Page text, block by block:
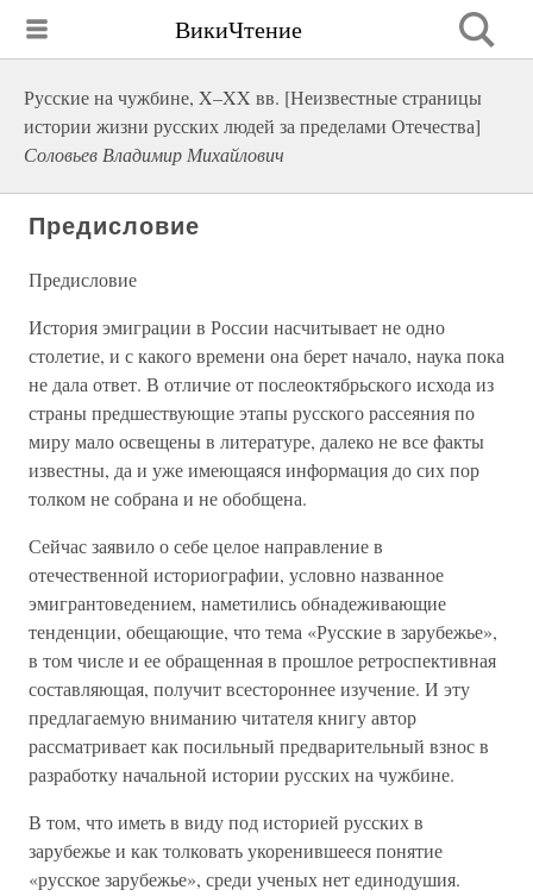
ВикиЧтение
Русские на чужбине, X–XX вв. [Неизвестные страницы
истории жизни русских людей за пределами Отечества]
Соловьев Владимир Михайлович
Предисловие
Предисловие
История эмиграции в России насчитывает не одно
столетие, и с какого времени она берет начало, наука пока
не дала ответ. В отличие от послеоктябрьского исхода из
страны предшествующие этапы русского рассеяния по
миру мало освещены в литературе, далеко не все факты
известны, да и уже имеющаяся информация до сих пор
толком не собрана и не обобщена.
Сейчас заявило о себе целое направление в
отечественной историографии, условно названное
эмигрантоведением, наметились обнадеживающие
тенденции, обещающие, что тема «Русские в зарубежье»,
в том числе и ее обращенная в прошлое ретроспективная
составляющая, получит всестороннее изучение. И эту
предлагаемую вниманию читателя книгу автор
рассматривает как посильный предварительный взнос в
разработку начальной истории русских на чужбине.
В том, что иметь в виду под историей русских в
зарубежье и как толковать укоренившееся понятие
«русское зарубежье», среди ученых нет единодушия.